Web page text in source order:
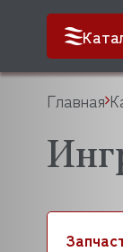
Главная